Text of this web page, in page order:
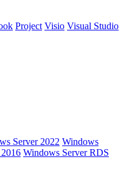
Project Visio Visual Studio
Server 2022 Windows
Windows Server RDS